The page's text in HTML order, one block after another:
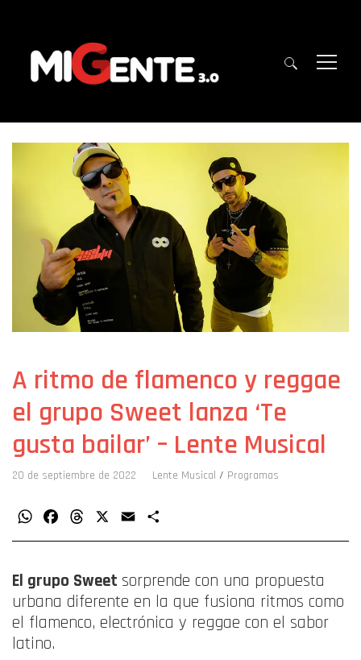
A ritmo de flamenco y reggae
el grupo Sweet lanza ‘Te
gusta bailar’ – Lente Musical
20 de septiembre de 2022 Lente Musical / Programas
WhatsAppFacebookThreads Email
El grupo Sweet sorprende con una propuesta
urbana diferente en la que fusiona ritmos como
el flamenco, electrónica y reggae con el sabor
latino.